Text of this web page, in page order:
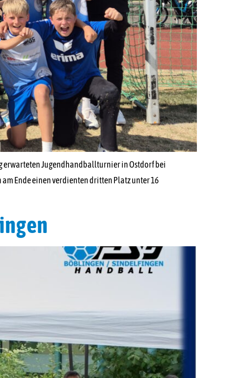
erwarteten Jugendhandballturnier in Ostdorf bei
am Ende einen verdienten dritten Platz unter 16